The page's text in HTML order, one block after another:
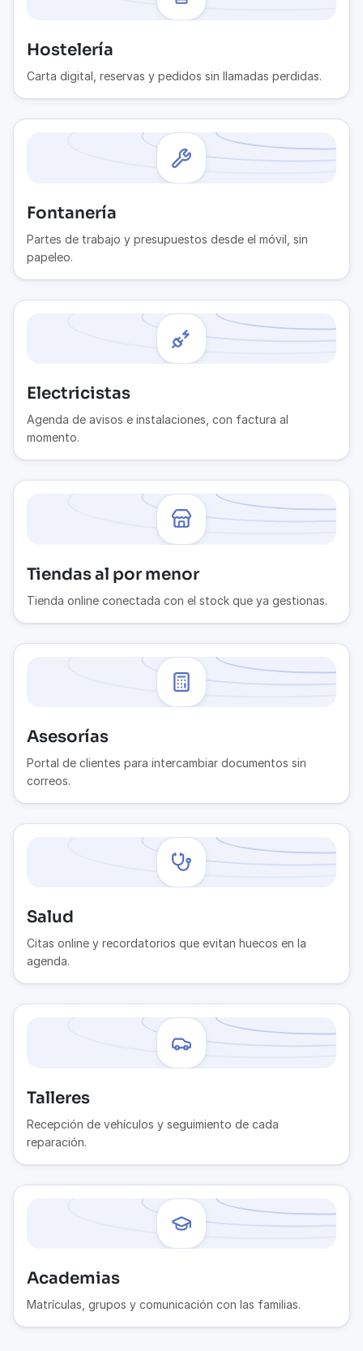
Hostelería
Carta digital, reservas y pedidos sin llamadas perdidas.
Fontanería
Partes de trabajo y presupuestos desde el móvil, sin
papeleo.
Electricistas
Agenda de avisos e instalaciones, con factura al
momento.
Tiendas al por menor
Tienda online conectada con el stock que ya gestionas.
Asesorías
Portal de clientes para intercambiar documentos sin
correos.
Salud
Citas online y recordatorios que evitan huecos en la
agenda.
Talleres
Recepción de vehículos y seguimiento de cada
reparación.
Academias
Matrículas, grupos y comunicación con las familias.